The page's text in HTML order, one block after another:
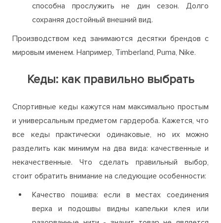
способна прослужить не дин сезон. Долго
сохраняя достойный внешний вид.
Производством кед занимаются десятки брендов с
мировым именем. Например, Timberland, Puma, Nike.
Кеды: как правильно выбрать
Спортивные кеды кажутся нам максимально простым
и универсальным предметом гардероба. Кажется, что
все кеды практически одинаковые, но их можно
разделить как минимум на два вида: качественные и
некачественные. Что сделать правильный выбор,
стоит обратить внимание на следующие особенности:
Качество пошива: если в местах соединения
верха и подошвы видны капельки клея или